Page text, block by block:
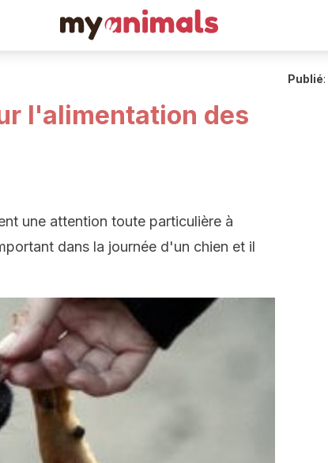
l'alimentation des
une attention toute particulière à
dans la journée d'un chien et il
Publié: